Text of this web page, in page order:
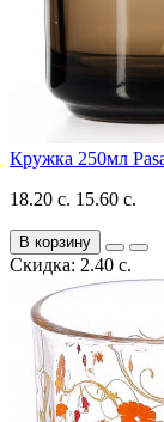
Кружка 250мл
18.20 с. 15.60 с.
В корзину
Скидка: 2.40 с.